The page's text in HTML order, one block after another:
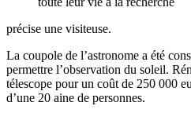
précise une visiteuse.
La coupole de l’astronome a été
permettre l’observation du soleil.
télescope pour un coût de 250 000
d’une 20 aine de personnes.